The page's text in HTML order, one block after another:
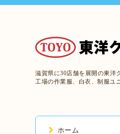
滋賀県に30店舗を展開の東洋
工場の作業服、白衣、制服ユ
ホーム